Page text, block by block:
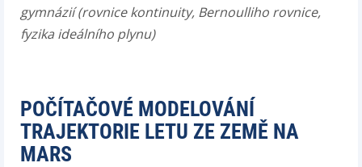
gymnázií (rovnice kontinuity, Bernoulliho rovnice,
fyzika ideálního plynu)
POČÍTAČOVÉ MODELOVÁNÍ
TRAJEKTORIE LETU ZE ZEMĚ NA
MARS